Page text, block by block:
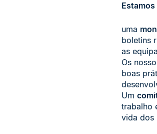
uma
boletins
as
Os
boas
Um
trabalho
vida dos